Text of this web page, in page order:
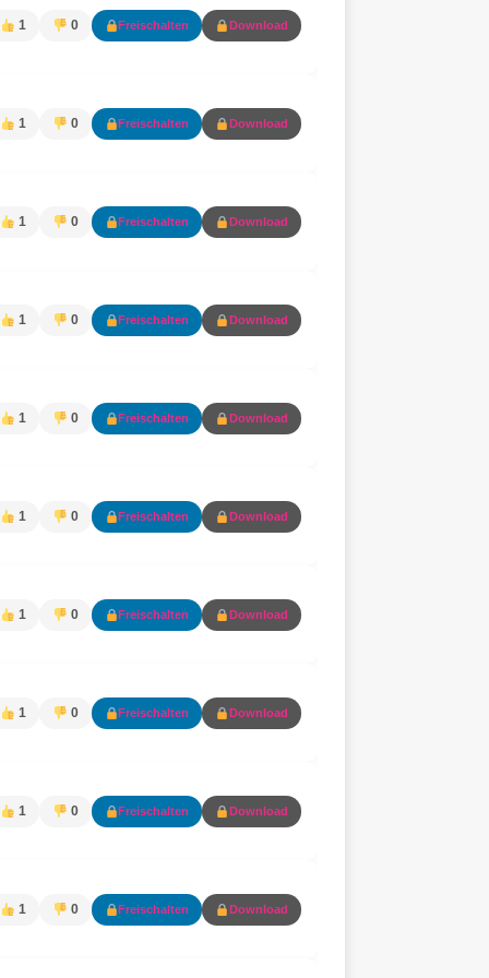
1 0 Freischalten Download
1 0 Freischalten Download
1 0 Freischalten Download
1 0 Freischalten Download
1 0 Freischalten Download
1 0 Freischalten Download
1 0 Freischalten Download
1 0 Freischalten Download
1 0 Freischalten Download
1 0 Freischalten Download